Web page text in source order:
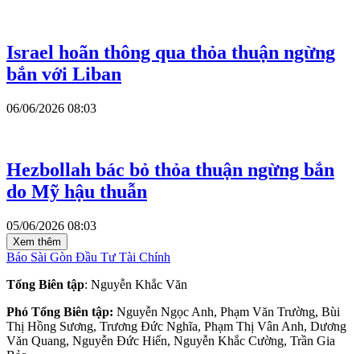
Israel hoãn thông qua thỏa thuận ngừng
bắn với Liban
06/06/2026 08:03
Hezbollah bác bỏ thỏa thuận ngừng bắn
do Mỹ hậu thuẫn
05/06/2026 08:03
Xem thêm
Báo Sài Gòn Đầu Tư Tài Chính
Tổng Biên tập: Nguyễn Khắc Văn
Phó Tổng Biên tập: Nguyễn Ngọc Anh, Phạm Văn Trường, Bùi
Thị Hồng Sương, Trương Đức Nghĩa, Phạm Thị Vân Anh, Dương
Văn Quang, Nguyễn Đức Hiển, Nguyễn Khắc Cường, Trần Gia